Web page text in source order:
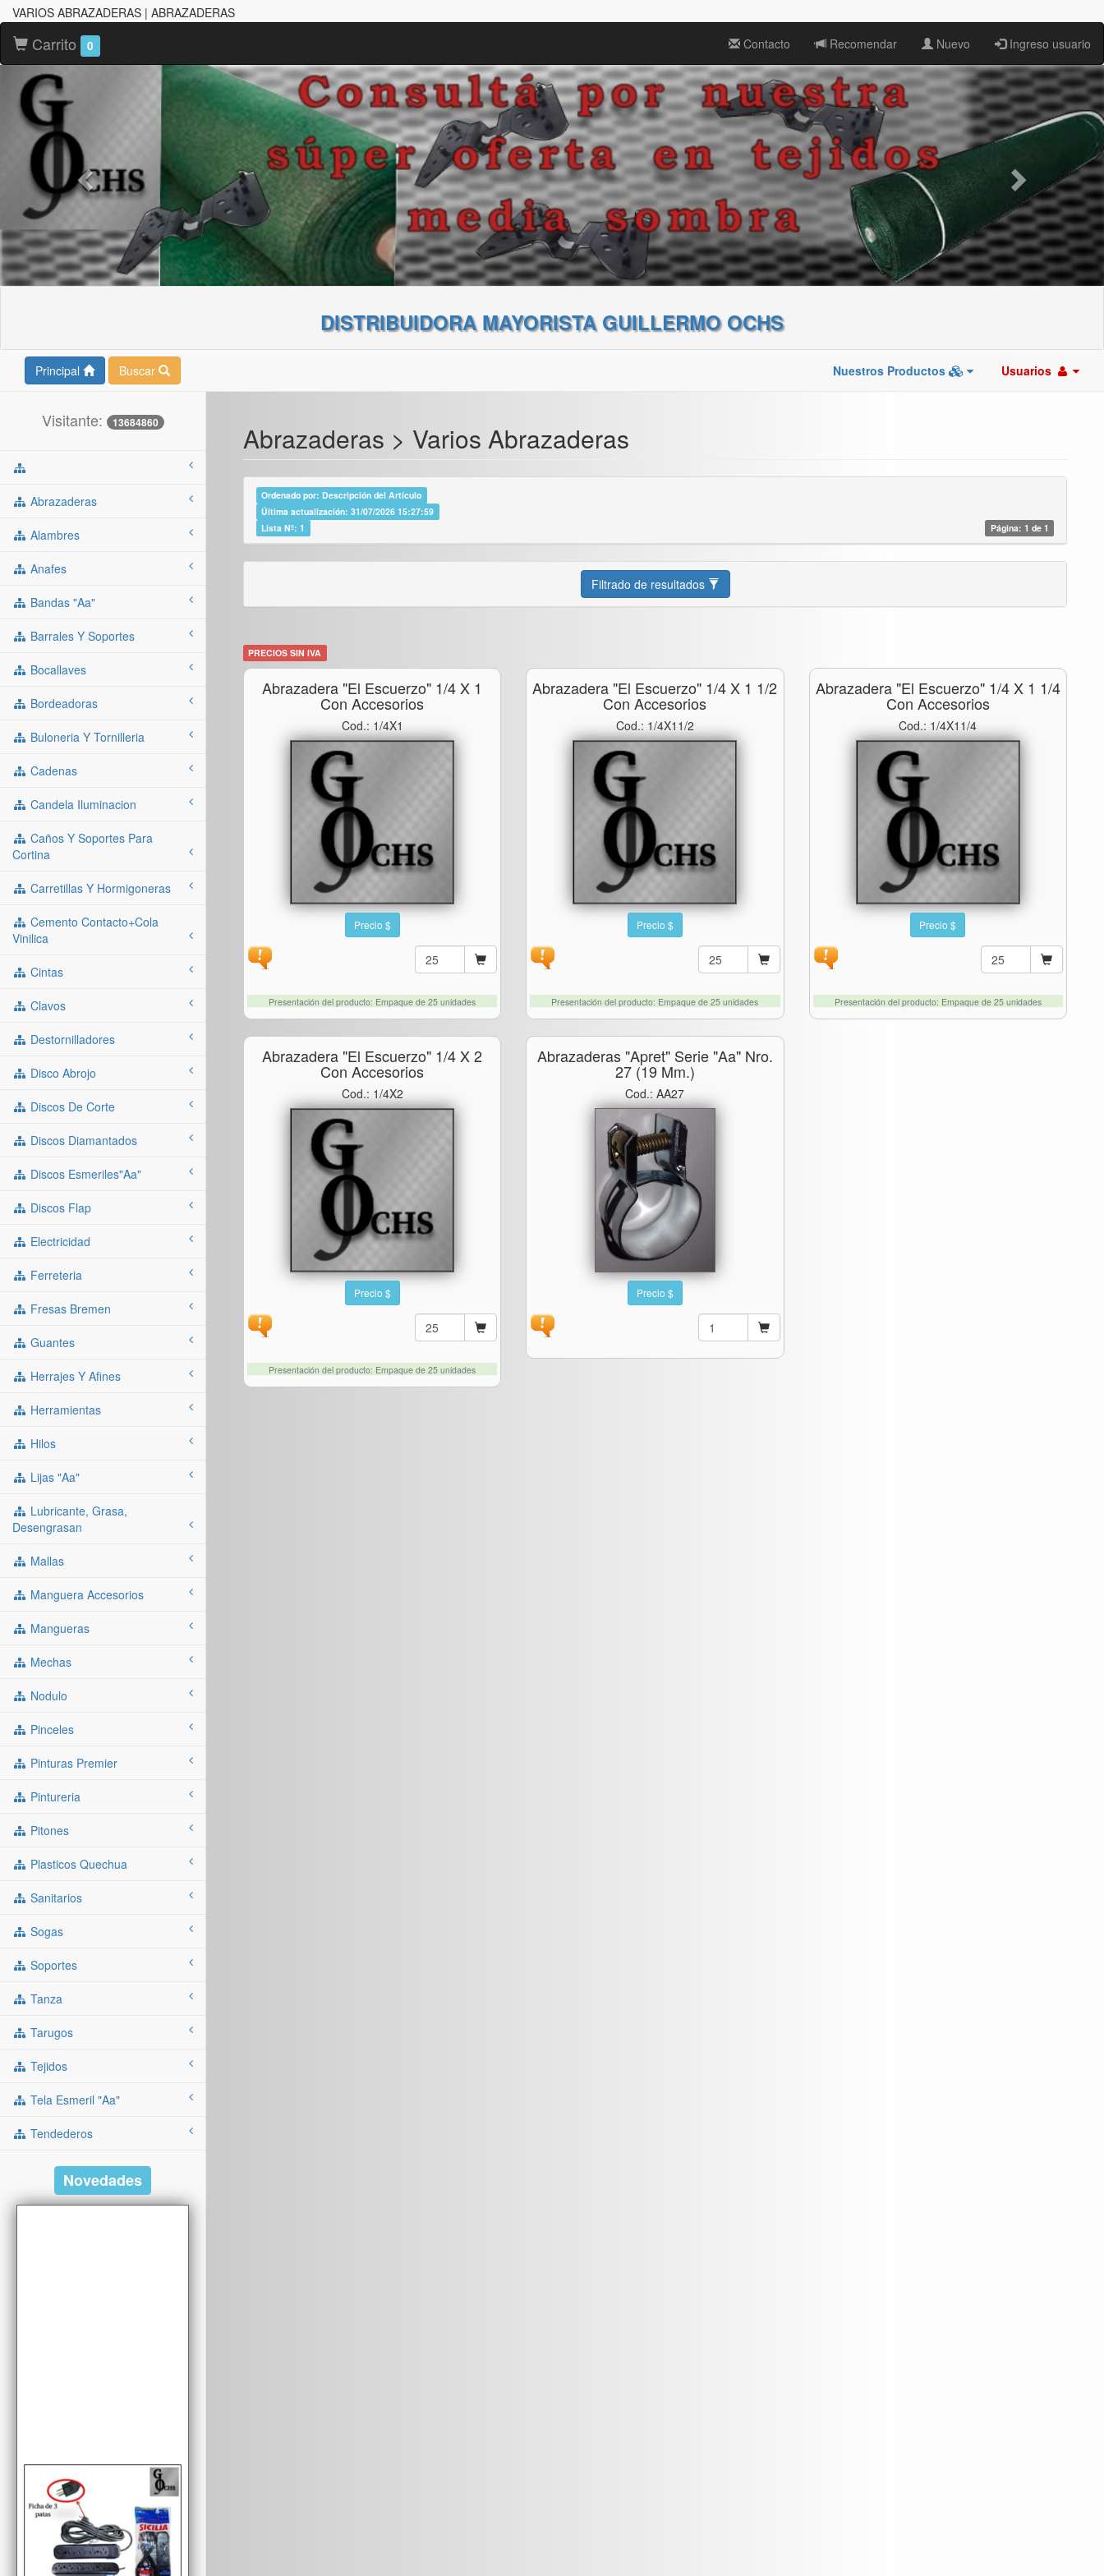
VARIOS ABRAZADERAS | ABRAZADERAS
Carrito 0 Contacto Recomendar Nuevo Ingreso usuario
DISTRIBUIDORA MAYORISTA GUILLERMO OCHS
Principal Buscar Nuestros Productos Usuarios
Visitante: 13684860
Abrazaderas
Alambres
Anafes
Bandas "aa"
Barrales Y Soportes
Bocallaves
Bordeadoras
Buloneria Y Tornilleria
Cadenas
Candela Iluminacion
Caños Y Soportes Para
Cortina
Carretillas Y Hormigoneras
Cemento Contacto+cola
Vinilica
Cintas
Clavos
Destornilladores
Disco Abrojo
Discos De Corte
Discos Diamantados
Discos Esmeriles"aa"
Discos Flap
Electricidad
Ferreteria
Fresas Bremen
Guantes
Herrajes Y Afines
Herramientas
Hilos
Lijas "aa"
Lubricante, Grasa,
Desengrasan
Mallas
Manguera Accesorios
Mangueras
Mechas
Nodulo
Pinceles
Pinturas Premier
Pintureria
Pitones
Plasticos Quechua
Sanitarios
Sogas
Soportes
Tanza
Tarugos
Tejidos
Tela Esmeril "aa"
Tendederos
Novedades
Abrazaderas > Varios Abrazaderas
Ordenado por: Descripción del Artículo
Última actualización: 31/07/2026 15:27:59
Lista Nº: 1
Página: 1 de 1
Filtrado de resultados
PRECIOS SIN IVA
Abrazadera "el Escuerzo" 1/4 X 1
Con Accesorios
Cod.: 1/4X1
Precio $
Presentación del producto: Empaque de 25 unidades
Abrazadera "el Escuerzo" 1/4 X 1 1/2
Con Accesorios
Cod.: 1/4X11/2
Precio $
Presentación del producto: Empaque de 25 unidades
Abrazadera "el Escuerzo" 1/4 X 1 1/4
Con Accesorios
Cod.: 1/4X11/4
Precio $
Presentación del producto: Empaque de 25 unidades
Abrazadera "el Escuerzo" 1/4 X 2
Con Accesorios
Cod.: 1/4X2
Precio $
Presentación del producto: Empaque de 25 unidades
Abrazaderas "apret" Serie "aa" Nro.
27 (19 Mm.)
Cod.: AA27
Precio $